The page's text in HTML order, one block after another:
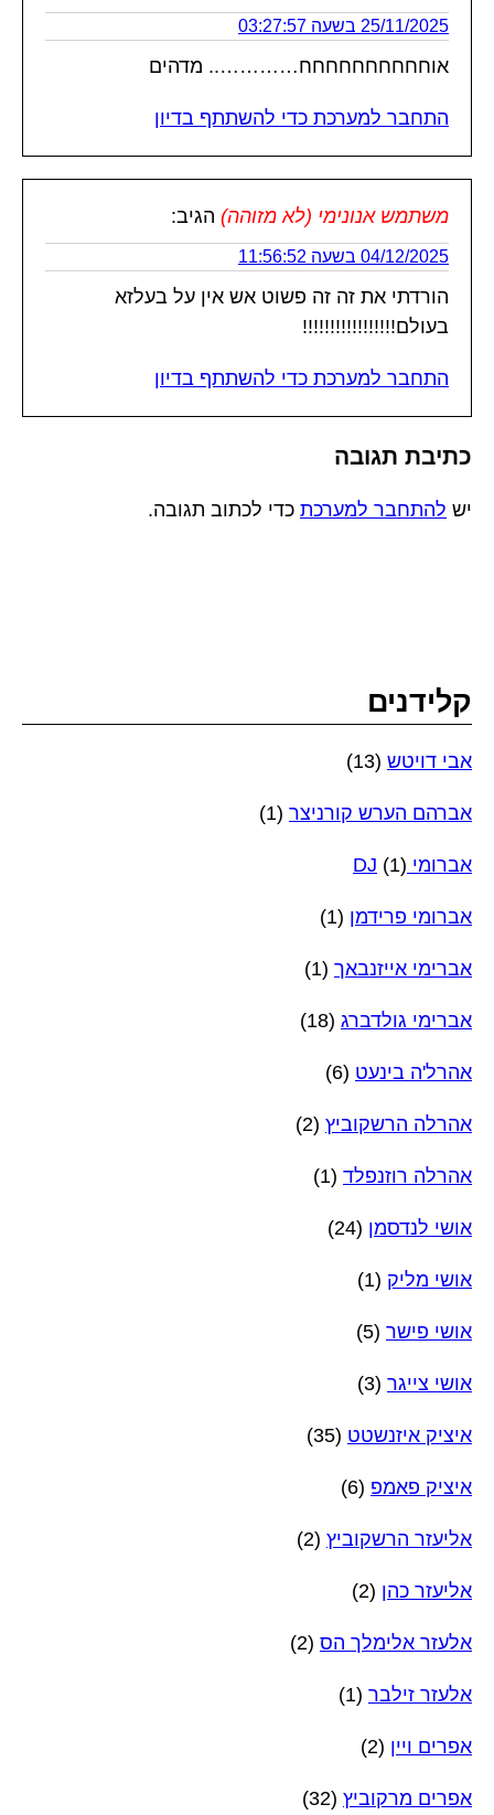
25/11/2025 בשעה 03:27:57
אוחחחחחחחחחח………….. מדהים
התחבר למערכת כדי להשתתף בדיון
משתמש אנונימי (לא מזוהה) הגיב:
04/12/2025 בשעה 11:56:52
הורדתי את זה זה פשוט אש אין על בעלזא
בעולם!!!!!!!!!!!!!!!!!
התחבר למערכת כדי להשתתף בדיון
כתיבת תגובה
יש להתחבר למערכת כדי לכתוב תגובה.
קלידנים
אבי דויטש (13)
אברהם הערש קורניצר (1)
אברומי DJ (1)
אברומי פרידמן (1)
אברימי אייזנבאך (1)
אברימי גולדברג (18)
אהרל'ה בינעט (6)
אהרלה הרשקוביץ (2)
אהרלה רוזנפלד (1)
אושי לנדסמן (24)
אושי מליק (1)
אושי פישר (5)
אושי צייגר (3)
איציק איזנשטט (35)
איציק פאמפ (6)
אליעזר הרשקוביץ (2)
אליעזר כהן (2)
אלעזר אלימלך הס (2)
אלעזר זילבר (1)
אפרים ויין (2)
אפרים מרקוביץ (32)